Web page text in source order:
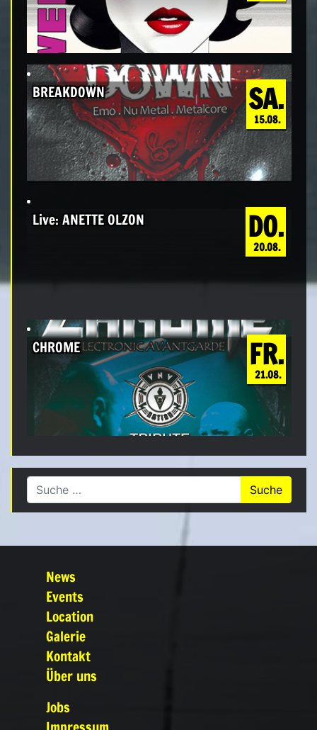
SA.
15.08.
BREAKDOWN
DO.
20.08.
Live: ANETTE OLZON
FR.
21.08.
CHROME
Suche nach:
News
Events
Location
Galerie
Kontakt
Über uns
Jobs